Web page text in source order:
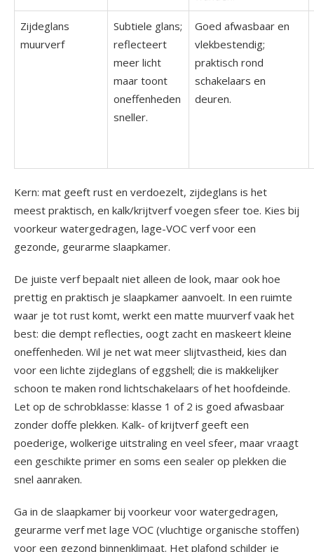
Zijdeglans
muurverf
Subtiele glans;
reflecteert
meer licht
maar toont
oneffenheden
sneller.
Goed afwasbaar en
vlekbestendig;
praktisch rond
schakelaars en
deuren.
Kern: mat geeft rust en verdoezelt, zijdeglans is het
meest praktisch, en kalk/krijtverf voegen sfeer toe. Kies bij
voorkeur watergedragen, lage-VOC verf voor een
gezonde, geurarme slaapkamer.
De juiste verf bepaalt niet alleen de look, maar ook hoe
prettig en praktisch je slaapkamer aanvoelt. In een ruimte
waar je tot rust komt, werkt een matte muurverf vaak het
best: die dempt reflecties, oogt zacht en maskeert kleine
oneffenheden. Wil je net wat meer slijtvastheid, kies dan
voor een lichte zijdeglans of eggshell; die is makkelijker
schoon te maken rond lichtschakelaars of het hoofdeinde.
Let op de schrobklasse: klasse 1 of 2 is goed afwasbaar
zonder doffe plekken. Kalk- of krijtverf geeft een
poederige, wolkerige uitstraling en veel sfeer, maar vraagt
een geschikte primer en soms een sealer op plekken die
snel aanraken.
Ga in de slaapkamer bij voorkeur voor watergedragen,
geurarme verf met lage VOC (vluchtige organische stoffen)
voor een gezond binnenklimaat. Het plafond schilder je